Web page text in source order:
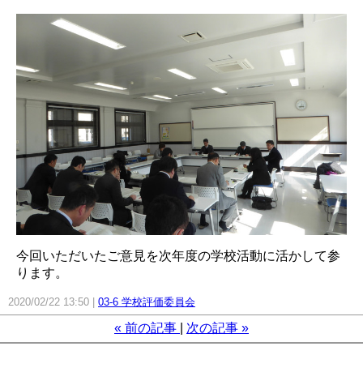
今回いただいたご意見を次年度の学校活動に活かして参
ります。
2020/02/22 13:50 03-6 学校評価委員会
« 前の記事 次の記事 »